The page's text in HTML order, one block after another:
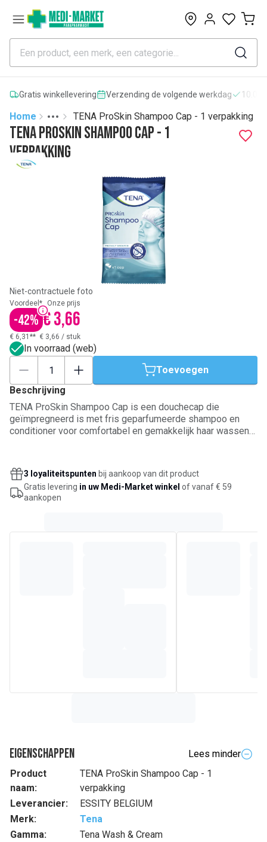
0
Gratis winkellevering Verzending de volgende werkdag
Home
More
Toggle menu
TENA ProSkin Shampoo Cap - 1 verpakking
TENA ProSkin Shampoo Cap - 1
verpakking
Niet-contractuele foto
Voordeel*
-42%
Onze prijs
€ 3,66
€ 6,31** € 3,66 / stuk
In voorraad (web)
Toevoegen
Beschrijving
TENA ProSkin Shampoo Cap is een douchecap die
geïmpregneerd is met fris geparfumeerde shampoo en
conditioner voor comfortabel en gemakkelijk haar wassen
droog haar en masseer de shampoo en conditioner voor
drie minuten in het haar. Geeft het haar een fris en schoon
gevoel – naspoelen is niet nodig. De cap kan ook worden
opgewarmd in de magnetron in zijn ongeopende verpakking
3 loyaliteitspunten bij aankoop van dit product
Gratis levering in uw Medi-Market winkel of vanaf € 59
aankopen
Eigenschappen
Lees minder
Product
naam:
TENA ProSkin Shampoo Cap - 1
verpakking
Leverancier:
ESSITY BELGIUM
Merk:
Tena
Gamma:
Tena Wash & Cream